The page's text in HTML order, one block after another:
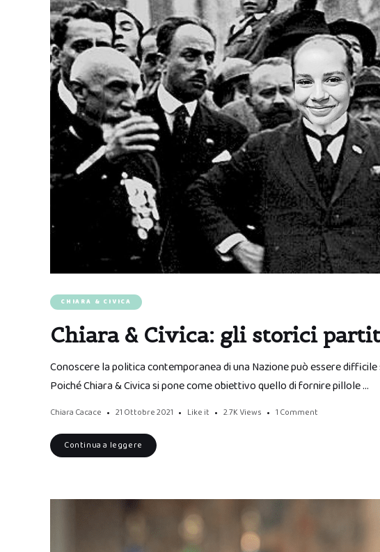
CHIARA & CIVICA
Chiara & Civica: gli storici
Conoscere la politica contemporanea di una Nazione può essere
Poiché Chiara & Civica si pone come obiettivo quello di fornire pillole …
Chiara Cacace 21 Ottobre 2021 Like it 2.7K Views 1 Comment
Continua a leggere